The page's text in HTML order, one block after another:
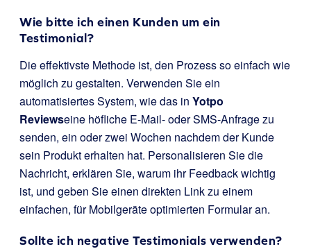
Wie bitte ich einen Kunden um ein
Testimonial?
Die effektivste Methode ist, den Prozess so einfach wie
möglich zu gestalten. Verwenden Sie ein
automatisiertes System, wie das in Yotpo
Reviewseine höfliche E-Mail- oder SMS-Anfrage zu
senden, ein oder zwei Wochen nachdem der Kunde
sein Produkt erhalten hat. Personalisieren Sie die
Nachricht, erklären Sie, warum ihr Feedback wichtig
ist, und geben Sie einen direkten Link zu einem
einfachen, für Mobilgeräte optimierten Formular an.
Sollte ich negative Testimonials verwenden?